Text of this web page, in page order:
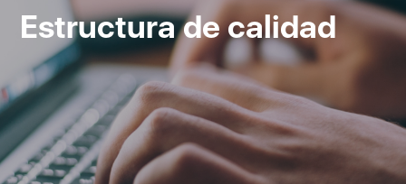
a
la
navegación
Estructura de calidad